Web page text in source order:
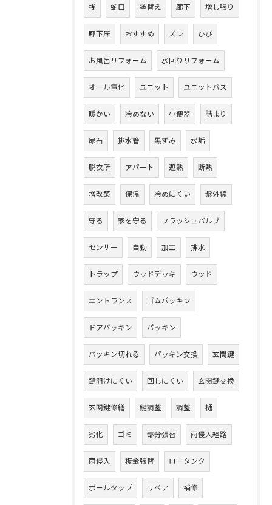
桟 蛇口 塗替え 廊下 増し張り
廊下床 おすすめ ズレ ひび
お風呂リフォーム 水回りリフォーム
オール電化 ユニット ユニットバス
暖かい 冷めない 小便器 詰まり
尿石 排水管 黒ずみ 水垢
脱衣所 アパート 遮熱 断熱
増改築 保温 冷めにくい 紫外線
守る 家を守る フラッシュバルブ
センサー 自動 加工 排水
トラップ ウッドデッキ ウッド
エントランス ゴムパッキン
ドアパッキン パッキン
パッキン切れる パッキン交換 玄関鍵
鍵開けにくい 回しにくい 玄関鍵交換
玄関鍵修繕 鍵調整 調整 樋
劣化 ゴミ 部分張替 雨侵入経路
雨侵入 板金張替 ロータンク
ボールタップ リペア 補修